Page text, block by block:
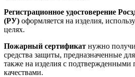
Регистрационное удостоверение
(РУ) оформляется на изделия,
целях.
Пожарный сертификат нужно
средства защиты, предназначенные
также на изделия с
качествами.